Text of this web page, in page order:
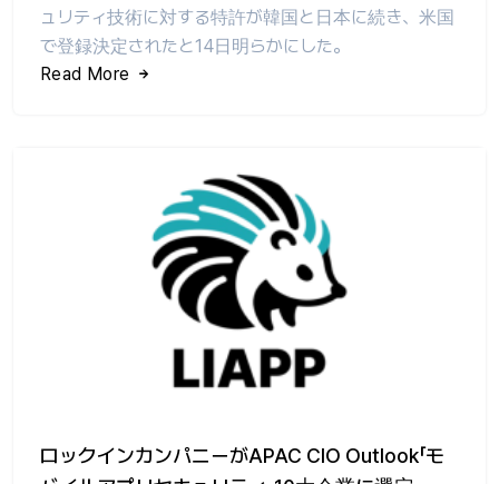
ュリティ技術に対する特許が韓国と日本に続き、米国
で登録決定されたと14日明らかにした。
Read More
ロックインカンパニーがAPAC CIO Outlook「モ